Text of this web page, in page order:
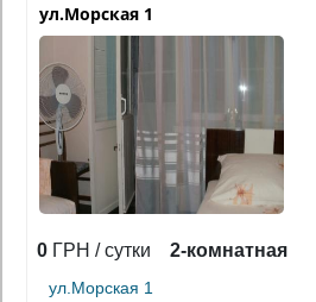
ул.Морская 1
0 ГРН / сутки 2-комнатная
ул.Морская 1